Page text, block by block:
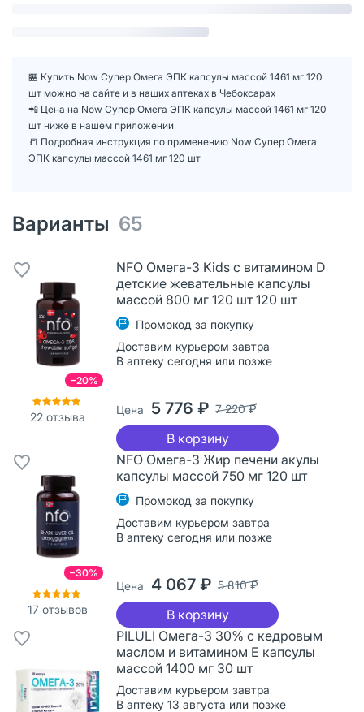
🏪 Купить Now Супер Омега ЭПК капсулы массой 1461 мг 120
шт можно на сайте и в наших аптеках в Чебоксарах
📲 Цена на Now Супер Омега ЭПК капсулы массой 1461 мг 120
шт ниже в нашем приложении
📒 Подробная инструкция по применению Now Супер Омега
ЭПК капсулы массой 1461 мг 120 шт
Варианты 65
−20%
22 отзыва
NFO Омега-3 Kids с витамином D
детские жевательные капсулы
массой 800 мг 120 шт 120 шт
Промокод за покупку
Доставим курьером завтра
В аптеку сегодня или позже
Цена 5 776 ₽ 7 220 ₽
В корзину
−30%
17 отзывов
NFO Омега-3 Жир печени акулы
капсулы массой 750 мг 120 шт
Промокод за покупку
Доставим курьером завтра
В аптеку сегодня или позже
Цена 4 067 ₽ 5 810 ₽
В корзину
PILULI Омега-3 30% с кедровым
маслом и витамином E капсулы
массой 1400 мг 30 шт
Доставим курьером завтра
В аптеку 13 августа или позже